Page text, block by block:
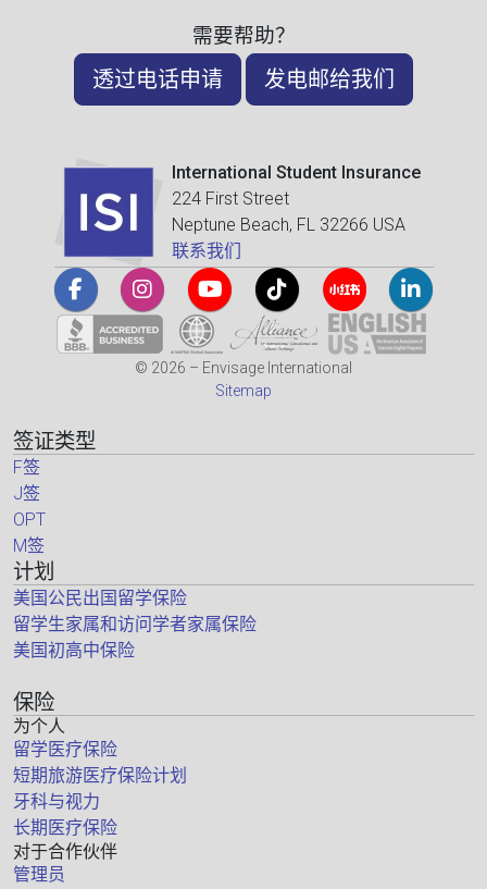
需要帮助？
透过电话申请 发电邮给我们
International Student Insurance
224 First Street
Neptune Beach, FL 32266 USA
联系我们
© 2026 – Envisage International
Sitemap
签证类型
F签
J签
OPT
M签
计划
美国公民出国留学保险
留学生家属和访问学者家属保险
美国初高中保险
保险
为个人
留学医疗保险
短期旅游医疗保险计划
牙科与视力
长期医疗保险
对于合作伙伴
管理员